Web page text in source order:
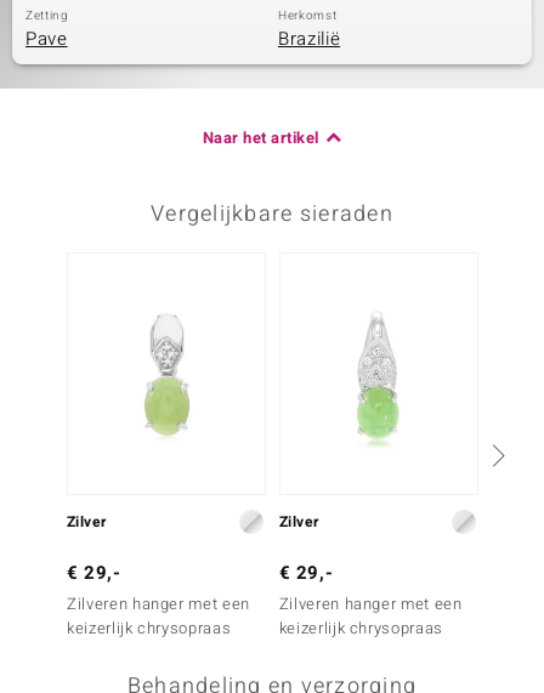
Zetting
Pave
Herkomst
Brazilië
Naar het artikel
Vergelijkbare sieraden
Zilver
€ 29,-
Zilveren hanger met een
keizerlijk chrysopraas
Zilver
€ 29,-
Zilveren hanger met een
keizerlijk chrysopraas
Behandeling en verzorging